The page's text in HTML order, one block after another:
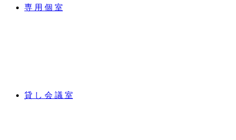
専 用 個 室
貸 し 会 議 室